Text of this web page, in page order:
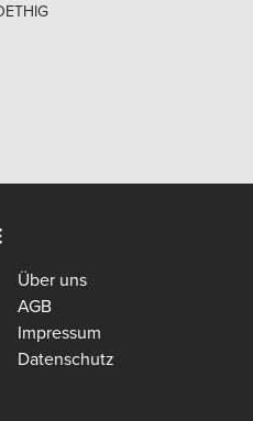
Über uns
AGB
Impressum
Datenschutz